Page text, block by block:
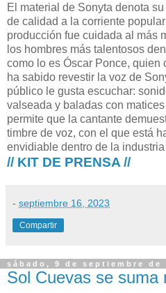
El material de Sonyta denota
de calidad a la corriente
producción fue cuidada al más
los hombres más talentosos
como lo es Óscar Ponce, quien
ha sabido revestir la voz de
público le gusta escuchar:
valseada y baladas con
permite que la cantante
timbre de voz, con el que está
envidiable dentro de la
// KIT DE PRENSA //
- septiembre 16, 2023
Compartir
sábado, 9 de septiembre de
Sol Cuevas se suma